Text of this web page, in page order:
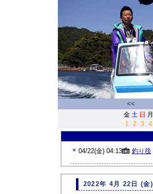
<<
金 土 日 月
1
2 3 4
■ 04/22(金) 04:13 釣り筏
2022年 4月 22日 (金)